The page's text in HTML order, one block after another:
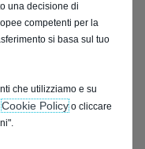
una decisione di
competenti per la
si basa sul tuo
che utilizziamo e su
Cookie Policyo cliccare